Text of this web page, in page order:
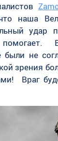
наша
удар
были не
зрения
Враг